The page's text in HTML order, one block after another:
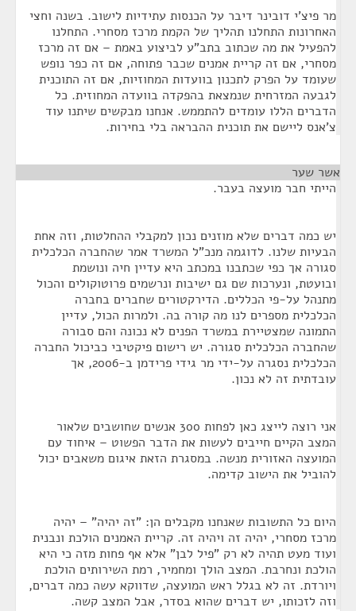
מר פיצ'י דובינר דיבר על הכנסות עתידיות לישוב. בשנה וחצי
האחרונות התחלנו תהליך של הקמת מרכז מסחרי. התחלנו
להפעיל את מה שכתוב בתב"ע לביצוע באמת – אם זה מרכז
מסחרי, אם זה קריית אמנים שכבר פתוחה, אם זה כפר נופש
שעומד על הפרק לתכנון בוועדות המחוזיות, אם זה התוכנית
לגבעה המזרחית שנמצאת בהפקדה בוועדה המחוזית. כל
הדברים הללו עומדים להתממש. אנחנו מבקשים שיתנו עוד
צ'אנס ליישם את תוכנית ההבראה בלי בחירות.
אשר שער
הייתי חבר מועצה בעבר.
יש כמה דברים שלא מוזנים נכון למקבלי ההחלטות, וזה אחת
הבעיות שלנו. לדוגמה מנכ"ל המשרד אמר שהחברה הכלכלית
סגורה אך כפי שכתבנו במכתב היא עדיין חיה ונושמת
ובועטת, ונערכות שם גם ישיבות ונרשמים פרוטוקולים והכול
מתנהל על-פי הכללים. הדירקטורים שחברים בחברה
הכלכלית מספרים לנו מה קורה בה. ולמרות הכול, עדיין
התמונה שמצטיירת במשרד הפנים לא נכונה והם סבורה
שהחברה הכלכלית סגורה. יש רישום פיקטיבי כביכול החברה
הכלכלית נסגרה על-ידי מר גידי פרידמן ב-2006, אך
עובדתית זה לא נכון.
אני רוצה לייצג כאן לפחות 300 אנשים שחושבים שלאור
המצב הקיים חייבים לעשות את הדבר הפשוט – איחוד עם
המועצה האזורית מנשה. במסגרת הזאת איגום משאבים יכול
להוביל את הישוב קדימה.
היום כל התשובות שאנחנו מקבלים הן: "זה יהיה" – יהיה
מרכז מסחרי, יהיה זה ויהיה זה. קריית האמנים הולכת ונבנית
ועוד מעט תהיה לא רק "פיל לבן" אלא אף פחות מזה כי היא
הולכת ונחרבת. המצב הולך ומחמיר, רמת השירותים הולכת
ויורדת. זה לא בגלל ראש המועצה, שדווקא עשה כמה דברים,
וזה לזכותו, יש דברים שהוא בסדר, אבל המצב קשה.